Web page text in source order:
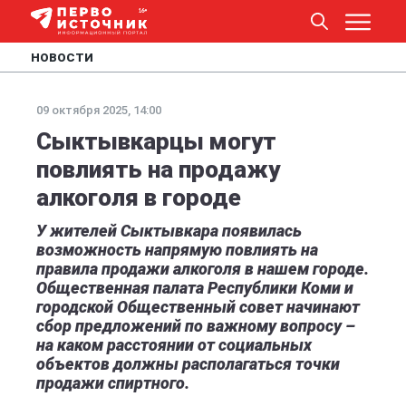
НОВОСТИ
09 октября 2025, 14:00
Сыктывкарцы могут
повлиять на продажу
алкоголя в городе
У жителей Сыктывкара появилась
возможность напрямую повлиять на
правила продажи алкоголя в нашем городе.
Общественная палата Республики Коми и
городской Общественный совет начинают
сбор предложений по важному вопросу –
на каком расстоянии от социальных
объектов должны располагаться точки
продажи спиртного.